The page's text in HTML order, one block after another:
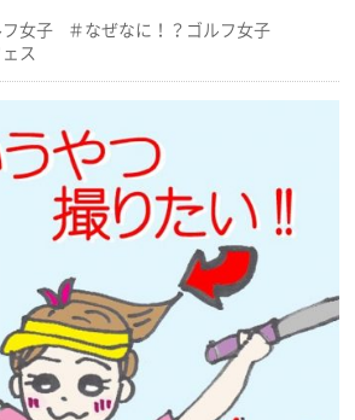
女子
なぜなに！？ゴルフ女子
ス